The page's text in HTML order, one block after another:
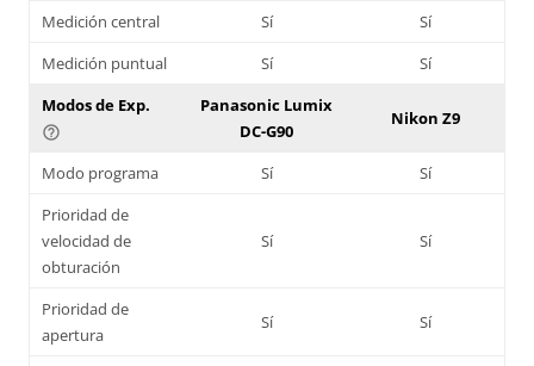
Medición central
Sí
Sí
Medición puntual
Sí
Sí
Modos de Exp.
help_outline
Panasonic Lumix
DC-G90
Nikon Z9
Modo programa Sí
Sí
Prioridad de
velocidad de
obturación
Sí Sí
Prioridad de
apertura
Sí Sí